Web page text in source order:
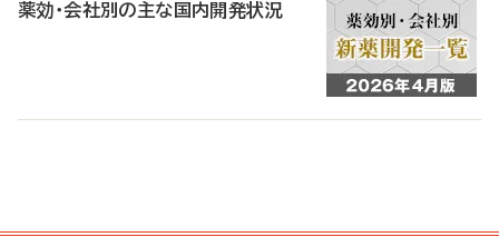
薬効・会社別の主な国内開発状況